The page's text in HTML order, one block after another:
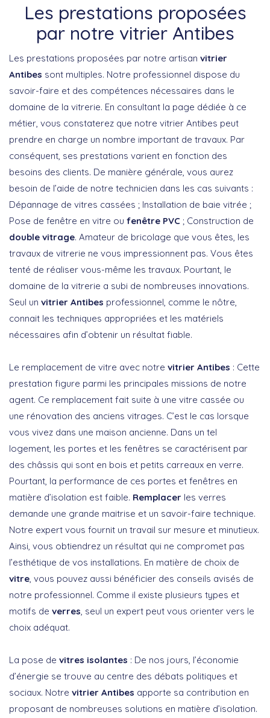
Les prestations proposées
par notre vitrier Antibes
Les prestations proposées par notre artisan vitrier
Antibes sont multiples. Notre professionnel dispose du
savoir-faire et des compétences nécessaires dans le
domaine de la vitrerie. En consultant la page dédiée à ce
métier, vous constaterez que notre vitrier Antibes peut
prendre en charge un nombre important de travaux. Par
conséquent, ses prestations varient en fonction des
besoins des clients. De manière générale, vous aurez
besoin de l’aide de notre technicien dans les cas suivants :
Dépannage de vitres cassées ; Installation de baie vitrée ;
Pose de fenêtre en vitre ou fenêtre PVC ; Construction de
double vitrage. Amateur de bricolage que vous êtes, les
travaux de vitrerie ne vous impressionnent pas. Vous êtes
tenté de réaliser vous-même les travaux. Pourtant, le
domaine de la vitrerie a subi de nombreuses innovations.
Seul un vitrier Antibes professionnel, comme le nôtre,
connait les techniques appropriées et les matériels
nécessaires afin d’obtenir un résultat fiable.
Le remplacement de vitre avec notre vitrier Antibes : Cette
prestation figure parmi les principales missions de notre
agent. Ce remplacement fait suite à une vitre cassée ou
une rénovation des anciens vitrages. C’est le cas lorsque
vous vivez dans une maison ancienne. Dans un tel
logement, les portes et les fenêtres se caractérisent par
des châssis qui sont en bois et petits carreaux en verre.
Pourtant, la performance de ces portes et fenêtres en
matière d’isolation est faible. Remplacer les verres
demande une grande maitrise et un savoir-faire technique.
Notre expert vous fournit un travail sur mesure et minutieux.
Ainsi, vous obtiendrez un résultat qui ne compromet pas
l’esthétique de vos installations. En matière de choix de
vitre , vous pouvez aussi bénéficier des conseils avisés de
notre professionnel. Comme il existe plusieurs types et
motifs de verres , seul un expert peut vous orienter vers le
choix adéquat.
La pose de vitres isolantes : De nos jours, l’économie
d’énergie se trouve au centre des débats politiques et
sociaux. Notre vitrier Antibes apporte sa contribution en
proposant de nombreuses solutions en matière d’isolation.